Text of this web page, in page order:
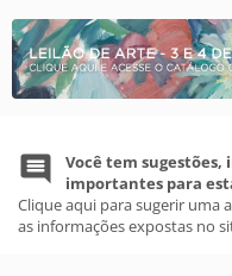
Você tem
importantes para
Clique aqui para sugerir uma
as informações expostas no